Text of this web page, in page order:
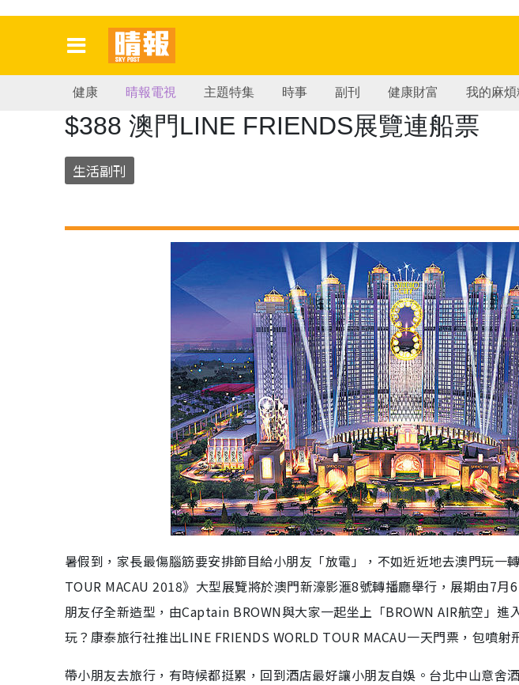
健康 晴報電視 主題特集 時事 副刊 健康財富 我的麻煩
$388 澳門LINE FRIENDS展覽連船票
生活副刊
暑假到，家長最傷腦筋要安排節目給小朋友「放電」，不如近近地去澳門玩一
TOUR MACAU 2018》大型展覽將於澳門新濠影滙8號轉播廳舉行，展期由7月
朋友仔全新造型，由Captain BROWN與大家一起坐上「BROWN AIR航空」進
玩？康泰旅行社推出LINE FRIENDS WORLD TOUR MACAU一天門票，包噴射
帶小朋友去旅行，有時候都挺累，回到酒店最好讓小朋友自娛。台北中山意舍